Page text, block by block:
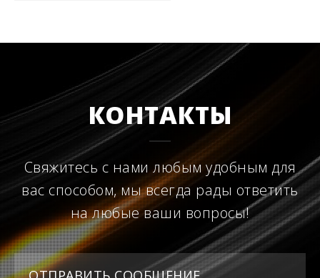
КОНТАКТЫ
Свяжитесь с нами любым удобным для
вас способом, мы всегда рады ответить
на любые ваши вопросы!